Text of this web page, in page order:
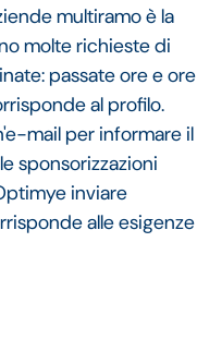
multiramo è la
molte richieste di
passate ore e ore
al profilo.
mail per informare il
sponsorizzazioni
inviare
alle esigenze